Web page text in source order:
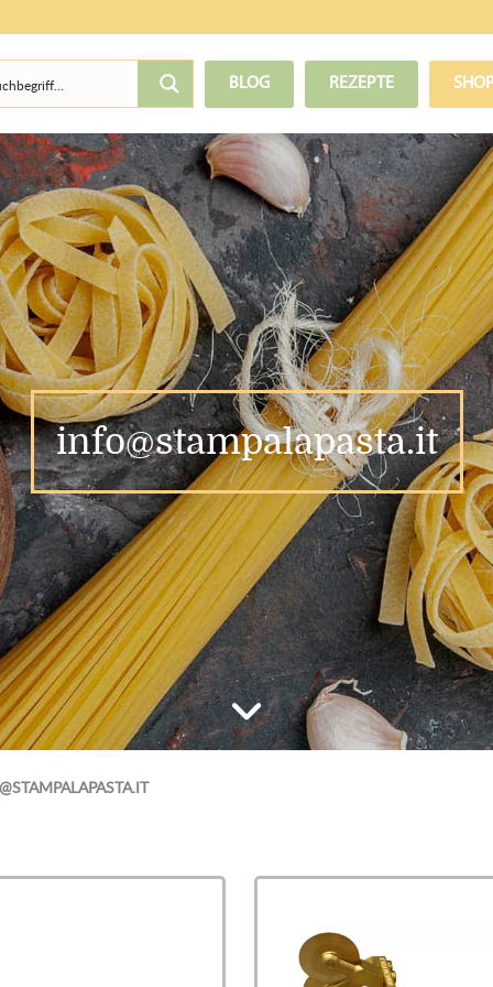
BLOG REZEPTE
info@stampalapasta.it